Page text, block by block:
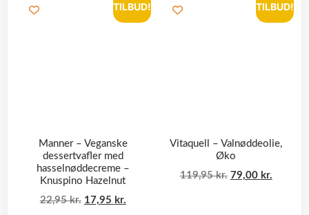
TILBUD!
Manner – Veganske
dessertvafler med
hasselnøddecreme –
Knuspino Hazelnut
22,95kr. 17,95 kr.
TILBUD!
Vitaquell – Valnøddeolie,
Øko
119,95kr. 79,00 kr.